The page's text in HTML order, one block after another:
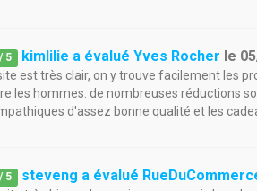
/ 5 kimlilie a évalué Yves Rocher le
est très clair, on y trouve facilement les
les hommes. de nombreuses réductions
d'assez bonne qualité et les
/ 5 steveng a évalué